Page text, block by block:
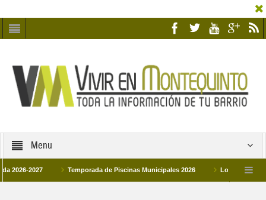
Menu
Temporada de Piscinas Municipales 2026 Los Campus de